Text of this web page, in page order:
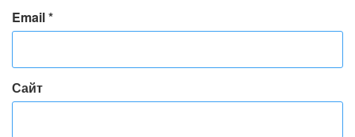
Email*
Сайт